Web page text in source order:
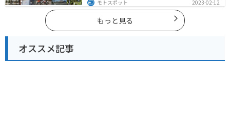
ます。バイクで鹿児島ツーリングに行こうと思っている
人は、参考にしてください。
モトスポット 2023-02-12
もっと見る
オススメ記事